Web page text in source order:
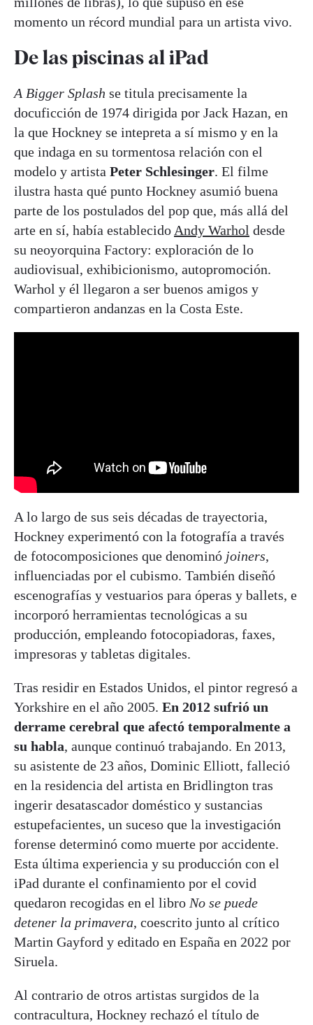
momento un récord mundial para un artista vivo.
De las piscinas al iPad
A Bigger Splash se titula precisamente la
docuficción de 1974 dirigida por Jack Hazan, en
la que Hockney se intepreta a sí mismo y en la
que indaga en su tormentosa relación con el
modelo y artista Peter Schlesinger. El filme
ilustra hasta qué punto Hockney asumió buena
parte de los postulados del pop que, más allá del
arte en sí, había establecido Andy Warhol desde
su neoyorquina Factory: exploración de lo
audiovisual, exhibicionismo, autopromoción.
Warhol y él llegaron a ser buenos amigos y
compartieron andanzas en la Costa Este.
A lo largo de sus seis décadas de trayectoria,
Hockney experimentó con la fotografía a través
de fotocomposiciones que denominó joiners,
influenciadas por el cubismo. También diseñó
escenografías y vestuarios para óperas y ballets, e
incorporó herramientas tecnológicas a su
producción, empleando fotocopiadoras, faxes,
impresoras y tabletas digitales.
Tras residir en Estados Unidos, el pintor regresó a
Yorkshire en el año 2005. En 2012 sufrió un
derrame cerebral que afectó temporalmente a
su habla, aunque continuó trabajando. En 2013,
su asistente de 23 años, Dominic Elliott, falleció
en la residencia del artista en Bridlington tras
ingerir desatascador doméstico y sustancias
estupefacientes, un suceso que la investigación
forense determinó como muerte por accidente.
Esta última experiencia y su producción con el
iPad durante el confinamiento por el covid
quedaron recogidas en el libro No se puede
detener la primavera, coescrito junto al crítico
Martin Gayford y editado en España en 2022 por
Siruela.
Al contrario de otros artistas surgidos de la
contracultura, Hockney rechazó el título de